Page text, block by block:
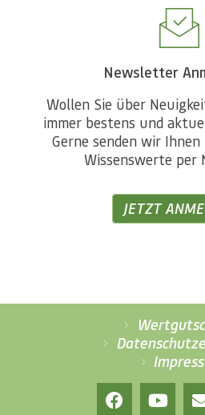
Newsletter
Wollen Sie über
immer bestens und
Gerne senden wir
Wissenswerte per
JETZT